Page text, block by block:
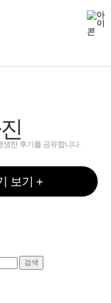
생한 후기를 공유합니다.
보기 +